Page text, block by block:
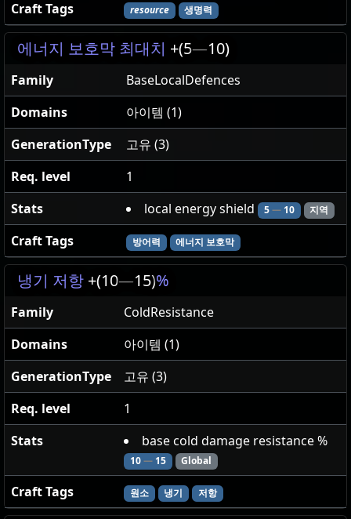
Craft Tags resource 생명력
에너지 보호막 최대치 +(5—10)
Family
BaseLocalDefences
Domains
아이템 (1)
GenerationType
고유 (3)
Req. level
1
Stats
local energy shield 5—10 지역
Craft Tags 방어력 에너지 보호막
냉기 저항 +(10—15)%
Family
ColdResistance
Domains
아이템 (1)
GenerationType
고유 (3)
Req. level
1
Stats
base cold damage resistance %
10—15 Global
Craft Tags 원소 냉기 저항